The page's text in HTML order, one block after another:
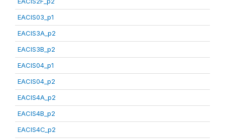
EACIS03_p1
EACIS3A_p2
EACIS3B_p2
EACIS04_p1
EACIS04_p2
EACIS4A_p2
EACIS4B_p2
EACIS4C_p2